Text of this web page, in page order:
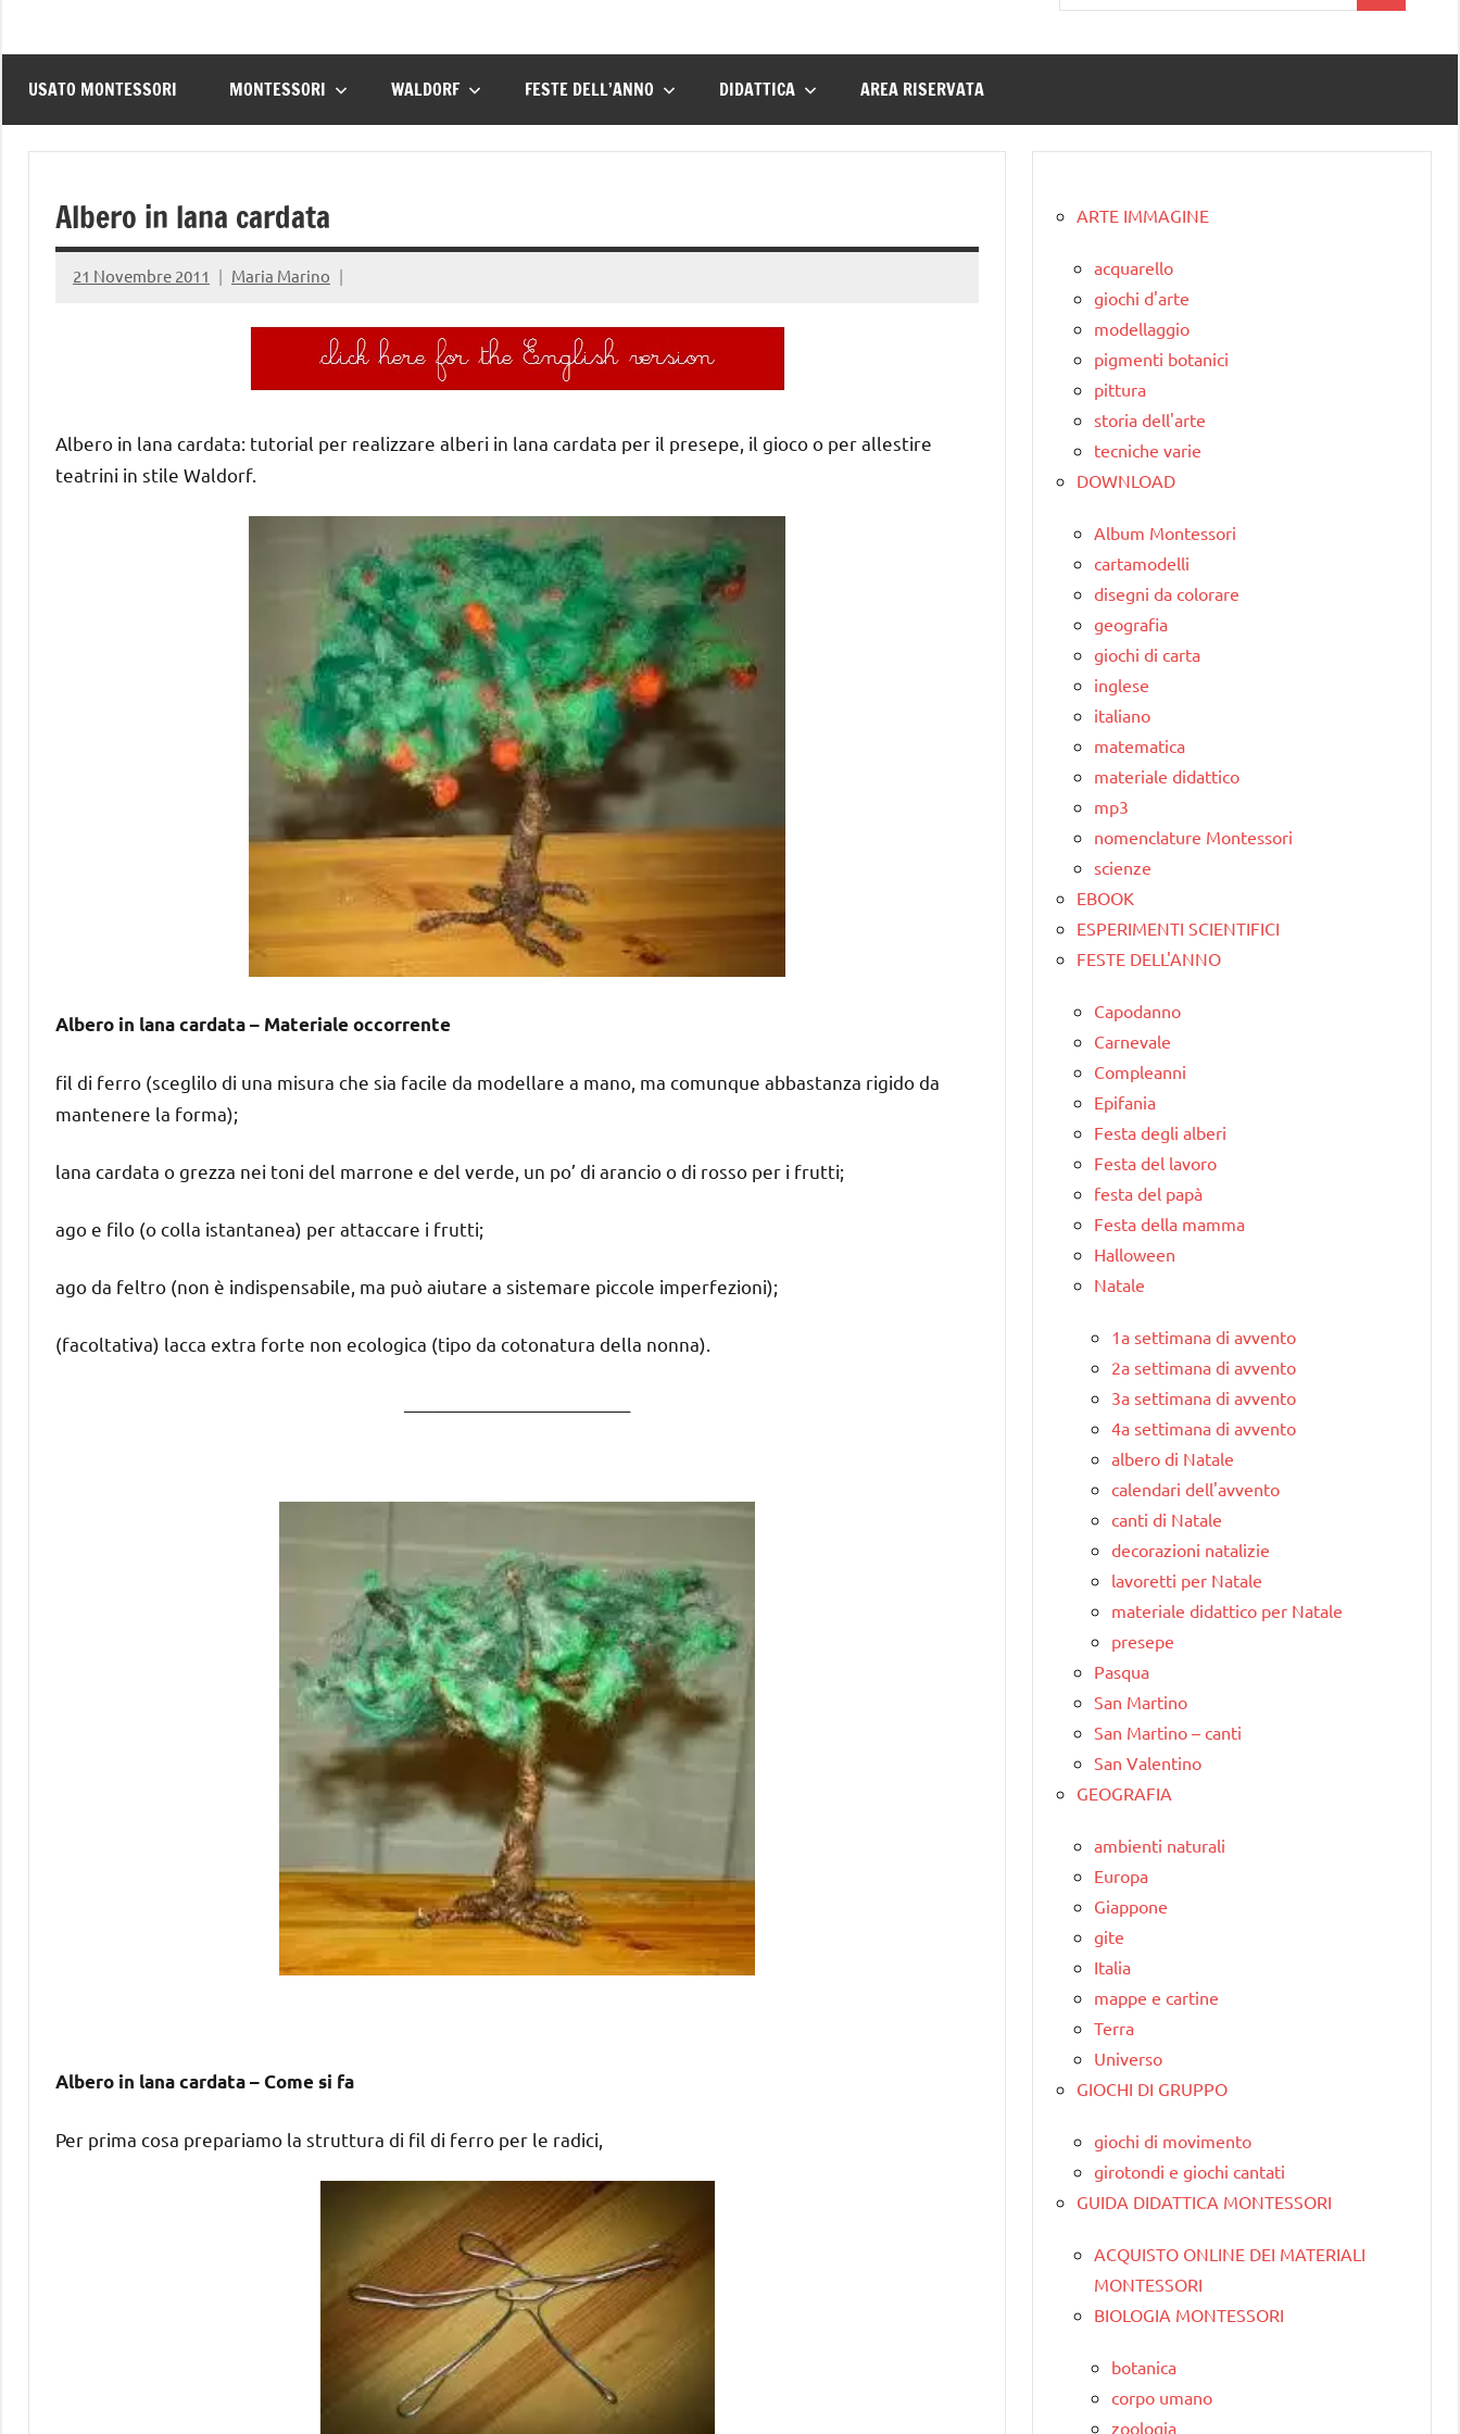
per:
USATO MONTESSORI MONTESSORI WALDORF FESTE DELL’ANNO DIDATTICA AREA RISERVATA
Albero in lana cardata
21 Novembre 2011 Maria Marino
Albero in lana cardata: tutorial per realizzare alberi in lana cardata per il presepe, il gioco o per allestire
teatrini in stile Waldorf.
Albero in lana cardata – Materiale occorrente
fil di ferro (sceglilo di una misura che sia facile da modellare a mano, ma comunque abbastanza rigido da
mantenere la forma);
lana cardata o grezza nei toni del marrone e del verde, un po’ di arancio o di rosso per i frutti;
ago e filo (o colla istantanea) per attaccare i frutti;
ago da feltro (non è indispensabile, ma può aiutare a sistemare piccole imperfezioni);
(facoltativa) lacca extra forte non ecologica (tipo da cotonatura della nonna).
Albero in lana cardata – Come si fa
Per prima cosa prepariamo la struttura di fil di ferro per le radici,
ARTE IMMAGINE
acquarello
giochi d'arte
modellaggio
pigmenti botanici
pittura
storia dell'arte
tecniche varie
DOWNLOAD
Album Montessori
cartamodelli
disegni da colorare
geografia
giochi di carta
inglese
italiano
matematica
materiale didattico
mp3
nomenclature Montessori
scienze
EBOOK
ESPERIMENTI SCIENTIFICI
FESTE DELL'ANNO
Capodanno
Carnevale
Compleanni
Epifania
Festa degli alberi
Festa del lavoro
festa del papà
Festa della mamma
Halloween
Natale
1a settimana di avvento
2a settimana di avvento
3a settimana di avvento
4a settimana di avvento
albero di Natale
calendari dell'avvento
canti di Natale
decorazioni natalizie
lavoretti per Natale
materiale didattico per Natale
presepe
Pasqua
San Martino
San Martino – canti
San Valentino
GEOGRAFIA
ambienti naturali
Europa
Giappone
gite
Italia
mappe e cartine
Terra
Universo
GIOCHI DI GRUPPO
giochi di movimento
girotondi e giochi cantati
GUIDA DIDATTICA MONTESSORI
ACQUISTO ONLINE DEI MATERIALI
MONTESSORI
BIOLOGIA MONTESSORI
botanica
corpo umano
zoologia